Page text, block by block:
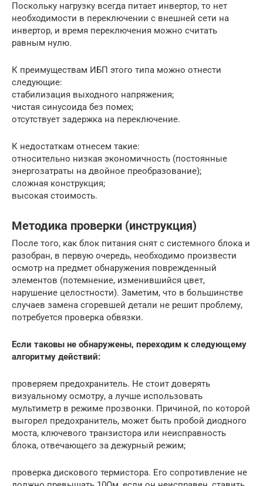
Поскольку нагрузку всегда питает инвертор, то нет
необходимости в переключении с внешней сети на
инвертор, и время переключения можно считать
равным нулю.
К преимуществам ИБП этого типа можно отнести
следующие:
стабилизация выходного напряжения;
чистая синусоида без помех;
отсутствует задержка на переключение.
К недостаткам отнесем такие:
относительно низкая экономичность (постоянные
энергозатраты на двойное преобразование);
сложная конструкция;
высокая стоимость.
Методика проверки (инструкция)
После того, как блок питания снят с системного блока и
разобран, в первую очередь, необходимо произвести
осмотр на предмет обнаружения поврежденный
элементов (потемнение, изменившийся цвет,
нарушение целостности). Заметим, что в большинстве
случаев замена сгоревшей детали не решит проблему,
потребуется проверка обвязки.
Если таковы не обнаружены, переходим к следующему
алгоритму действий:
проверяем предохранитель. Не стоит доверять
визуальному осмотру, а лучше использовать
мультиметр в режиме прозвонки. Причиной, по которой
выгорел предохранитель, может быть пробой диодного
моста, ключевого транзистора или неисправность
блока, отвечающего за дежурный режим;
проверка дискового термистора. Его сопротивление не